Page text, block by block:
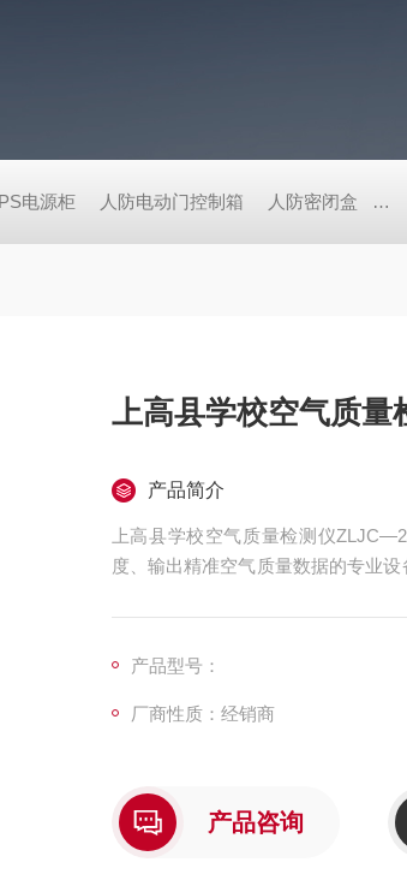
电源柜 人防电动门控制箱 人防密闭盒 一
上高县学校空气质
产品简介
上高县学校空气质量检测仪
度、输出精准空气质量数据的专业
数，满足不同用户的监测需求。
产品型号：
厂商性质：经销商
产品咨询